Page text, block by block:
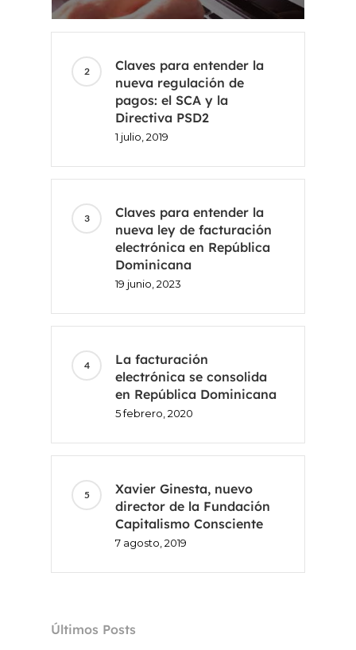
Claves para entender la
nueva regulación de
pagos: el SCA y la
Directiva PSD2
1 julio, 2019
Claves para entender la
nueva ley de facturación
electrónica en República
Dominicana
19 junio, 2023
La facturación
electrónica se consolida
en República Dominicana
5 febrero, 2020
Xavier Ginesta, nuevo
director de la Fundación
Capitalismo Consciente
7 agosto, 2019
Últimos Posts